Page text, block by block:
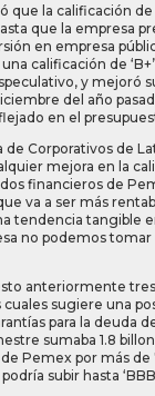
que la calificación
que la empresa
en empresa
calificación de
y mejoró
del año
en el
de Corporativos de
mejora en la
financieros de
va a ser más
tendencia tangible
no podemos
anteriormente
sugiere una
para la deuda
sumaba 1.8
Pemex por más
subir hasta